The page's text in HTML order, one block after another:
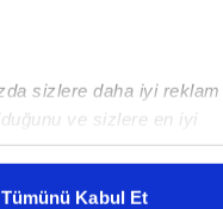
sizlere daha iyi reklam
ve sizlere en iyi
karşılamak
Tümünü Kabul Et